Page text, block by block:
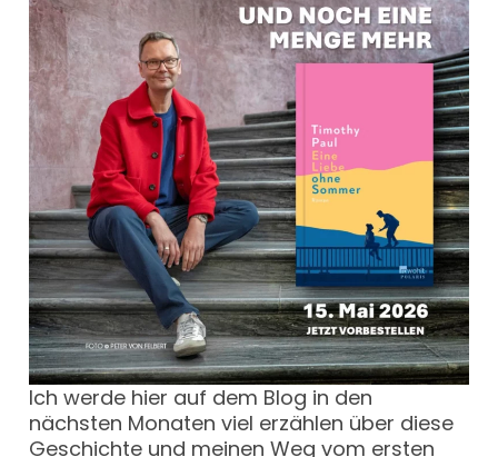
Ich werde hier auf dem Blog in den
nächsten Monaten viel erzählen über diese
Geschichte und meinen Weg vom ersten